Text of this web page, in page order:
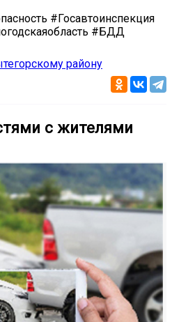
#Госавтоинспекция
#БДД
району
с жителями